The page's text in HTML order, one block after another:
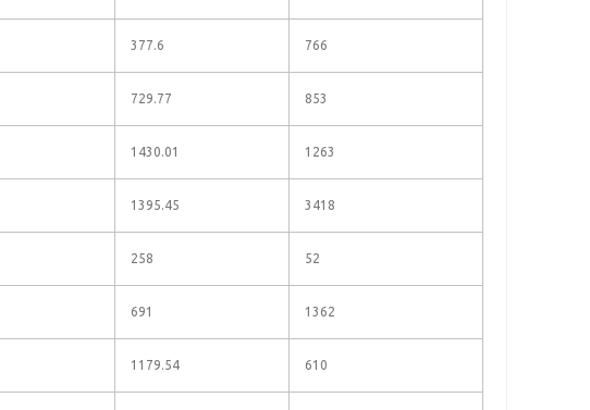
377.6 766
729.77 853
1430.01 1263
1395.45 3418
258 52
691 1362
1179.54 610